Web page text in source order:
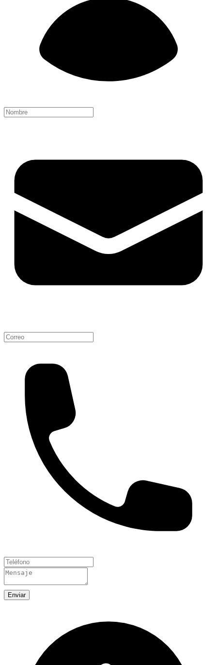
Enviar